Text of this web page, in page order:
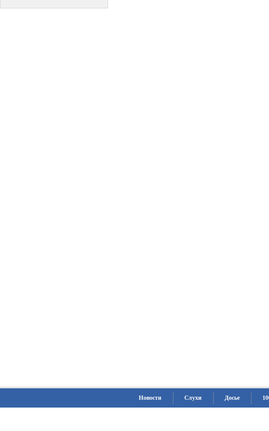
Новости Слухи Досье